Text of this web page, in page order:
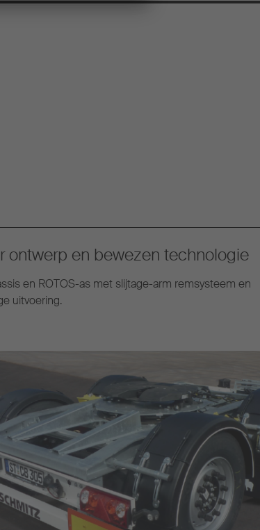
ontwerp en bewezen technologie
en ROTOS-as met slijtage-arm remsysteem en
uitvoering.